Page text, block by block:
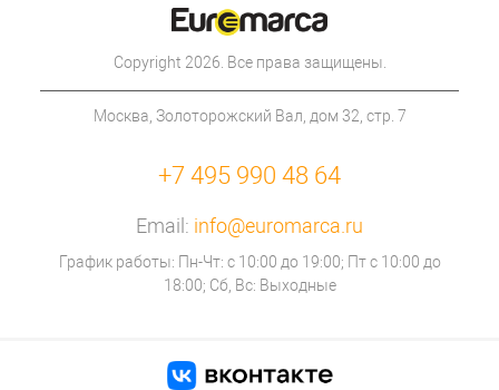
Copyright 2026. Все права защищены.
Москва, Золоторожский Вал, дом 32, стр. 7
+7 495 990 48 64
Email: info@euromarca.ru
График работы: Пн-Чт: с 10:00 до 19:00; Пт с 10:00 до
18:00; Сб, Вс: Выходные